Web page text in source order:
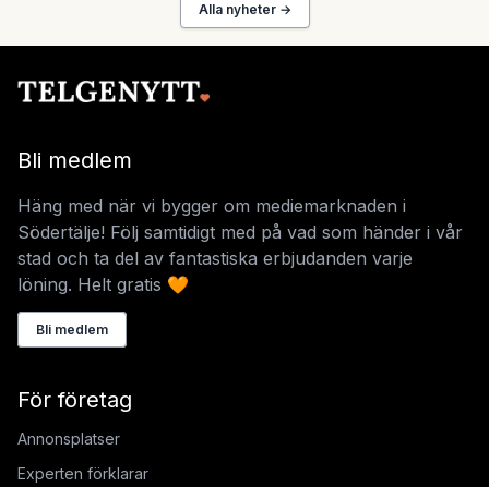
Alla nyheter →
Bli medlem
Häng med när vi bygger om mediemarknaden i
Södertälje! Följ samtidigt med på vad som händer i vår
stad och ta del av fantastiska erbjudanden varje
löning. Helt gratis 🧡
Bli medlem
För företag
Annonsplatser
Experten förklarar